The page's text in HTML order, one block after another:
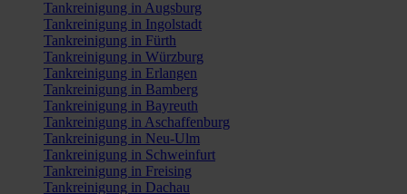
Tankreinigung in Augsburg
Tankreinigung in Ingolstadt
Tankreinigung in Fürth
Tankreinigung in Würzburg
Tankreinigung in Erlangen
Tankreinigung in Bamberg
Tankreinigung in Bayreuth
Tankreinigung in Aschaffenburg
Tankreinigung in Neu-Ulm
Tankreinigung in Schweinfurt
Tankreinigung in Freising
Tankreinigung in Dachau